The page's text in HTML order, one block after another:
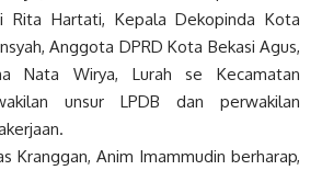
Rita Hartati, Kepala Dekopinda Kota
Anggota DPRD Kota Bekasi Agus,
Nata Wirya, Lurah se Kecamatan
unsur LPDB dan perwakilan
Kranggan, Anim Imammudin berharap,